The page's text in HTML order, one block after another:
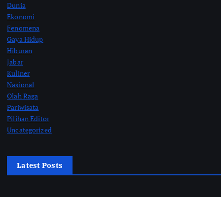
Dunia
Ekonomi
Fenomena
Gaya Hidup
Hiburan
Jabar
Kuliner
Nasional
Olah Raga
Pariwisata
Pilihan Editor
Uncategorized
Latest Posts